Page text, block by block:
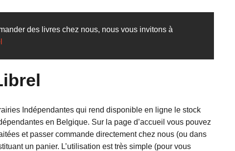
LA LIBRAIRIE
des livres chez nous, nous vous invitons à
Indépendantes qui rend disponible en ligne le stock
en Belgique. Sur la page d’accueil vous pouvez
et passer commande directement chez nous (ou dans
un panier. L’utilisation est très simple (pour vous